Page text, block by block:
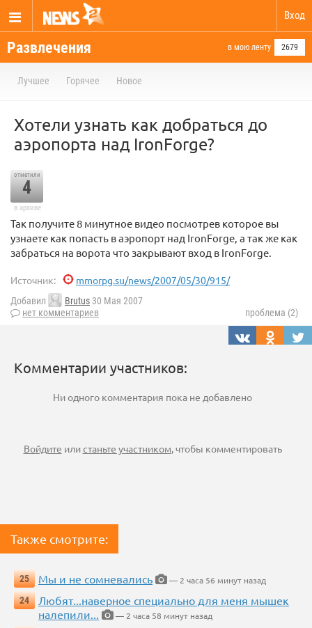
Вход
Развлечения в мою ленту 2679
Лучшее Горячее Новое
Хотели узнать как добраться до
аэропорта над IronForge?
отметили
4
в архиве
Так получите 8 минутное видео посмотрев которое вы
узнаете как попасть в аэропорт над IronForge, а так же как
забраться на ворота что закрывают вход в IronForge.
Источник: mmorpg.su/news/2007/05/30/915/
Добавил Brutus 30 Мая 2007
нет комментариев
проблема (2)
Комментарии участников:
Ни одного комментария пока не добавлено
Войдите илистаньте участником, чтобы комментировать
Также смотрите:
25 Мы и не сомневались
— 2 часа 56 минут назад
24
Любят...наверное специально для меня мышек
налепили...
— 2 часа 58 минут назад